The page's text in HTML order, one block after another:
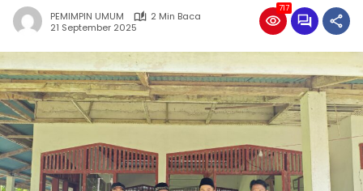
PEMIMPIN UMUM
2 Min Baca
21 September 2025
717